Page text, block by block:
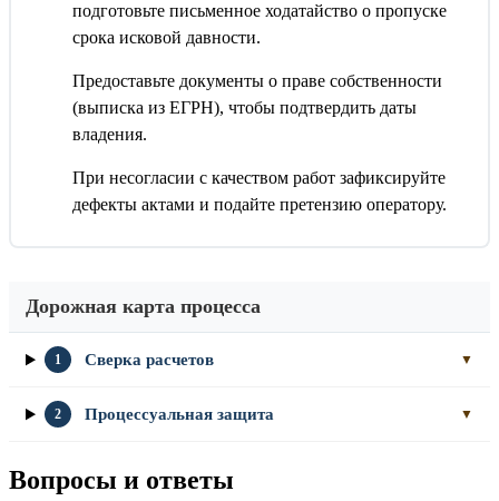
подготовьте письменное ходатайство о пропуске
срока исковой давности.
Предоставьте документы о праве собственности
(выписка из ЕГРН), чтобы подтвердить даты
владения.
При несогласии с качеством работ зафиксируйте
дефекты актами и подайте претензию оператору.
Дорожная карта процесса
1 Сверка расчетов ▼
2 Процессуальная защита ▼
Вопросы и ответы